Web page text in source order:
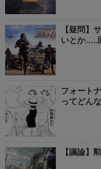
【疑問】
いとか…..
フォート
ってどん
【議論】